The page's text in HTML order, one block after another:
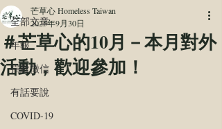
全部文章
年報
捐款徵信
有話要說
COVID-19
＃芒草心的10月－本月對外
活動，歡迎參加！
芒草心 Homeless Taiwan
2025年9月30日